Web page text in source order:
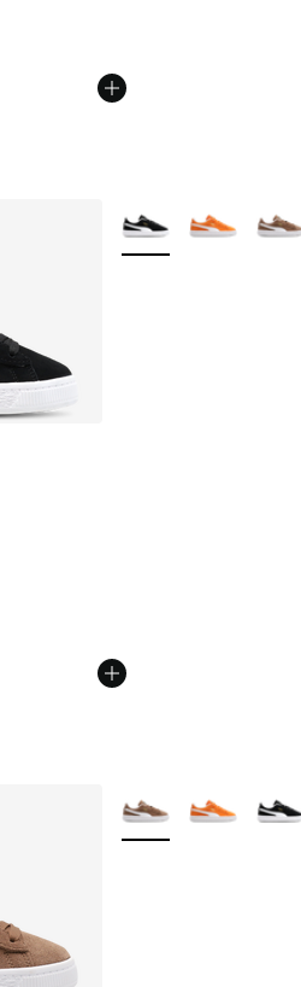
Plus de couleurs
Plus de couleurs